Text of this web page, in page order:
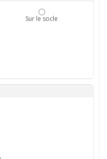
Sur le socle